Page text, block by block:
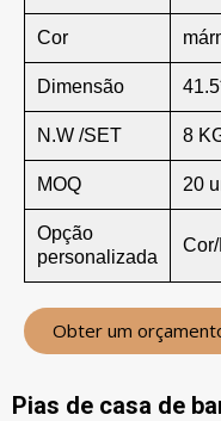
Cor
Dimensão
N.W /SET 8
MOQ 20
Opção
personalizada
Obter um
Pias de casa de